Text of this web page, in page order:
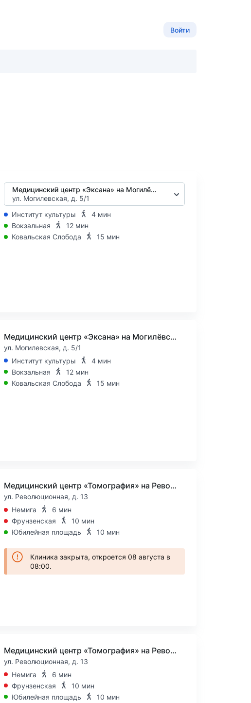
Войти
Медицинский центр «Эксана» на Могилёвской
ул. Могилевская, д. 5/1
Институт культуры
4 мин
Вокзальная
12 мин
Ковальская Слобода
15 мин
Медицинский центр «Эксана» на Могилёвской
ул. Могилевская, д. 5/1
Институт культуры
4 мин
Вокзальная
12 мин
Ковальская Слобода
15 мин
Медицинский центр «Томография» на Революционной
ул. Революционная, д. 13
Немига
6 мин
Фрунзенская
10 мин
Юбилейная площадь
10 мин
Клиника закрыта, откроется 08 августа в
08:00.
Медицинский центр «Томография» на Революционной
ул. Революционная, д. 13
Немига
6 мин
Фрунзенская
10 мин
Юбилейная площадь
10 мин